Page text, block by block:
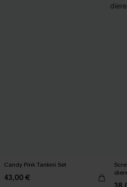
Candy Pink Tankini Set
43,00 €